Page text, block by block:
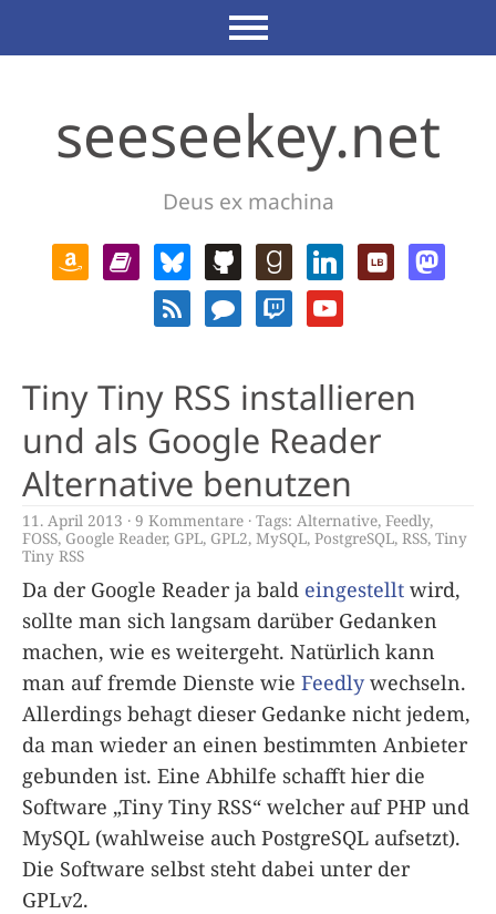
seeseekey.net
Deus ex machina
Tiny Tiny RSS installieren
und als Google Reader
Alternative benutzen
11. April 2013 9 Kommentare Tags: Alternative, Feedly,
FOSS,Google Reader, GPL, GPL2, MySQL, PostgreSQL, RSS, Tiny
Tiny RSS
Da der Google Reader ja bald eingestellt wird,
sollte man sich langsam darüber Gedanken
machen, wie es weitergeht. Natürlich kann
man auf fremde Dienste wie Feedly wechseln.
Allerdings behagt dieser Gedanke nicht jedem,
da man wieder an einen bestimmten Anbieter
gebunden ist. Eine Abhilfe schafft hier die
Software „Tiny Tiny RSS“ welcher auf PHP und
MySQL (wahlweise auch PostgreSQL aufsetzt).
Die Software selbst steht dabei unter der
GPLv2.